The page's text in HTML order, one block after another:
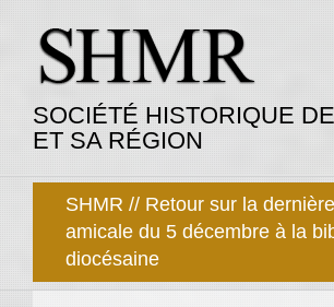
contenu
SOCIÉTÉ HISTORIQUE
ET SA RÉGION
SHMR // Retour sur la
amicale du 5 décembre à la
diocésaine